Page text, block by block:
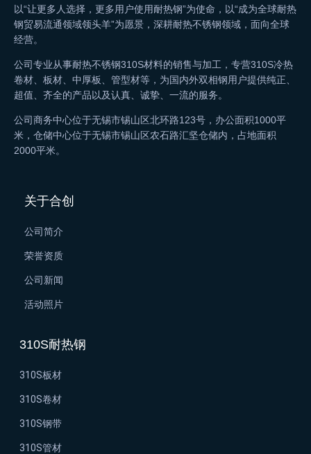
以“让更多人选择，更多用户使用耐热钢”为使命，以“成为全球耐热
钢贸易流通领域领头羊”为愿景，深耕耐热不锈钢领域，面向全球
经营。
公司专业从事耐热不锈钢310S材料的销售与加工，专营310S冷热
卷材、板材、中厚板、管型材等，为国内外双相钢用户提供纯正、
超值、齐全的产品以及认真、诚挚、一流的服务。
公司商务中心位于无锡市锡山区北环路123号，办公面积1000平
米，仓储中心位于无锡市锡山区农石路汇坚仓储内，占地面积
2000平米。
关于合创
公司简介
荣誉资质
公司新闻
活动照片
310S耐热钢
310S板材
310S卷材
310S钢带
310S管材